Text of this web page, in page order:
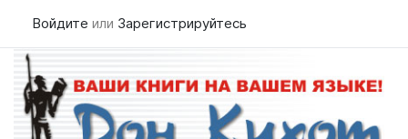
Войдите или Зарегистрируйтесь